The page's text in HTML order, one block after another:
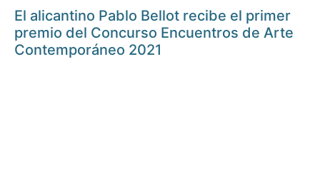
El alicantino Pablo Bellot recibe el primer
premio del Concurso Encuentros de Arte
Contemporáneo 2021